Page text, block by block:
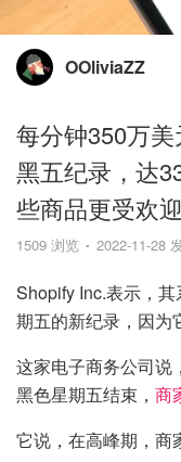
OOliviaZZ
每分钟350万
黑五纪录，达
些商品更受欢迎
1509 浏览 2022-11-28
Shopify Inc.表示，
期五的新纪录，因为
这家电子商务公司说
黑色星期五结束， 商
它说，在高峰期，商